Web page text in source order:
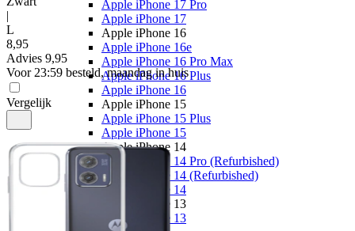
Apple iPhone 17 Pro
Apple iPhone 17
Apple iPhone 16
Apple iPhone 16e
Apple iPhone 16 Pro Max
Apple iPhone 16 Plus
Apple iPhone 16
Apple iPhone 15
Apple iPhone 15 Plus
Apple iPhone 15
Apple iPhone 14
Apple iPhone 14 Pro (Refurbished)
Apple iPhone 14 (Refurbished)
Apple iPhone 14
Apple iPhone 13
Apple iPhone 13
|
L
8,95
Advies 9,95
Voor 23:59 besteld, maandag in huis
Vergelijk